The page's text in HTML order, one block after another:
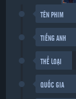
TÊN PHIM
TIẾNG ANH
THỂ LOẠI
QUỐC GIA